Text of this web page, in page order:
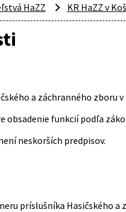
HaZZ KR HaZZ v
a záchranného zboru v
funkcií podľa
neskorších predpisov.
príslušníka Hasičského a